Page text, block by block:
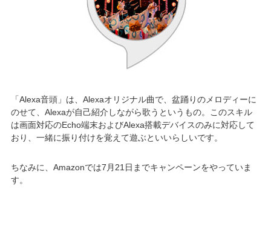
「Alexa音頭」は、Alexaオリジナル曲で、盆踊りのメロディーに
のせて、Alexaが自己紹介しながら歌うというもの。このスキル
は画面対応のEcho端末およびAlexa搭載デバイスのみに対応して
おり、一緒に振り付けを覚えて遊ぶといいらしいです。
ちなみに、Amazonでは7月21日までキャンペーンをやっていま
す。